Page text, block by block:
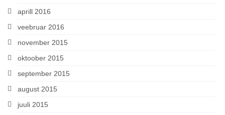
aprill 2016
veebruar 2016
november 2015
oktoober 2015
september 2015
august 2015
juuli 2015